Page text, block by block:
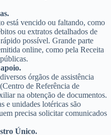
está vencido ou faltando, como
ou extratos detalhados de
possível. Grande parte
online, como pela Receita
órgãos de assistência
de Referência de
na obtenção de documentos.
e unidades lotéricas são
precisa solicitar comunicados
Único.